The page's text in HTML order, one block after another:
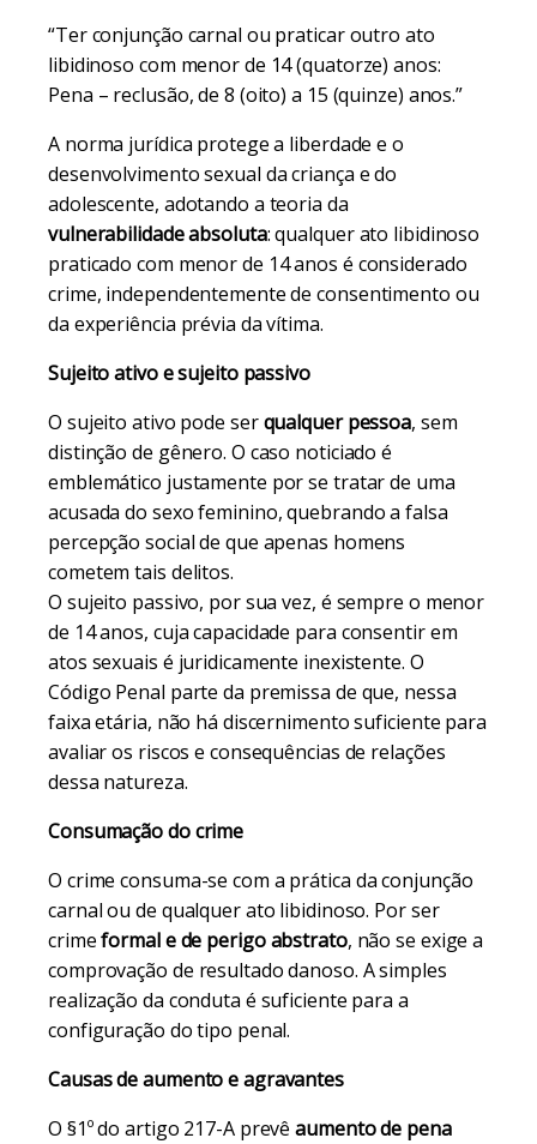
“Ter conjunção carnal ou praticar outro ato
libidinoso com menor de 14 (quatorze) anos:
Pena – reclusão, de 8 (oito) a 15 (quinze) anos.”
A norma jurídica protege a liberdade e o
desenvolvimento sexual da criança e do
adolescente, adotando a teoria da
vulnerabilidade absoluta: qualquer ato libidinoso
praticado com menor de 14 anos é considerado
crime, independentemente de consentimento ou
da experiência prévia da vítima.
Sujeito ativo e sujeito passivo
O sujeito ativo pode serqualquer pessoa, sem
distinção de gênero. O caso noticiado é
emblemático justamente por se tratar de uma
acusada do sexo feminino, quebrando a falsa
percepção social de que apenas homens
cometem tais delitos.
O sujeito passivo, por sua vez, é sempre o menor
de 14 anos, cuja capacidade para consentir em
atos sexuais é juridicamente inexistente. O
Código Penal parte da premissa de que, nessa
faixa etária, não há discernimento suficiente para
avaliar os riscos e consequências de relações
dessa natureza.
Consumação do crime
O crime consuma-se com a prática da conjunção
carnal ou de qualquer ato libidinoso. Por ser
crimeformal e de perigo abstrato, não se exige a
comprovação de resultado danoso. A simples
realização da conduta é suficiente para a
configuração do tipo penal.
Causas de aumento e agravantes
O §1º do artigo 217-A prevêaumento de pena